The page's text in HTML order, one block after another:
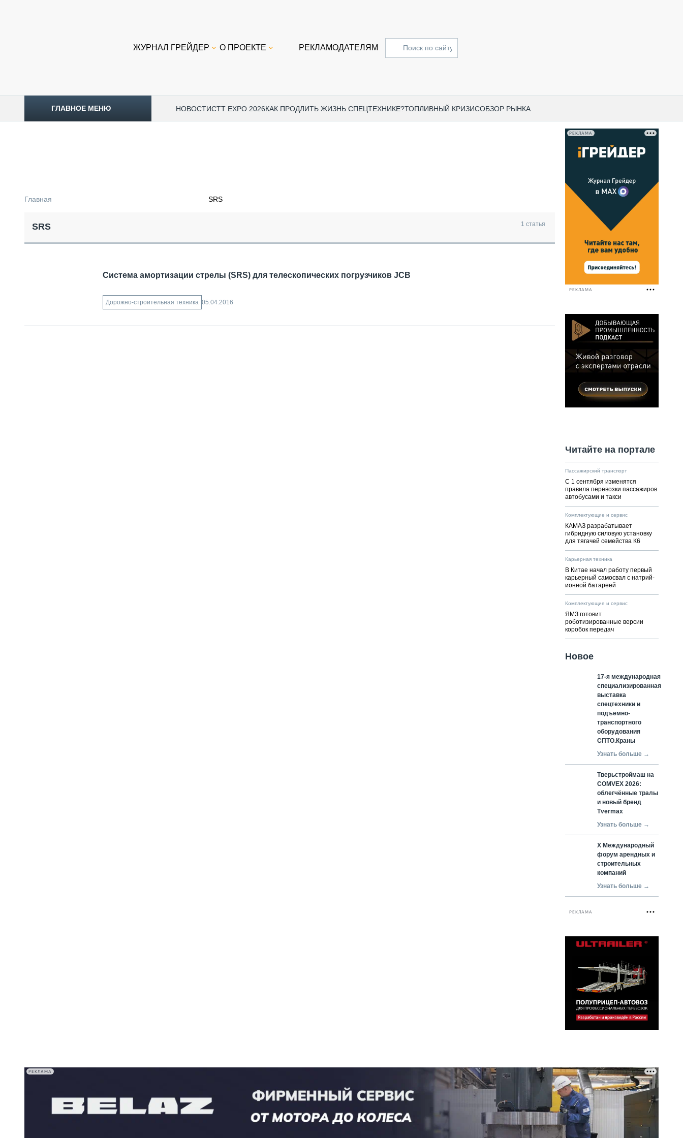
ЖУРНАЛ ГРЕЙДЕР О ПРОЕКТЕ РЕКЛАМОДАТЕЛЯМ
ГЛАВНОЕ МЕНЮ НОВОСТИCTT EXPO 2026КАК ПРОДЛИТЬ ЖИЗНЬ СПЕЦТЕХНИКЕ?ТОПЛИВНЫЙ КРИЗИСОБЗОР РЫНКА
ГРУЗОПЕРЕВОЗКИ
ТЕХНИКА КРУПНЫМ ПЛАНОМ
ДОРОЖНАЯ ИНДУСТРИЯ
БЛИЖАЙШИЕ МЕРОПРИЯТИЯ
ПАССАЖИРСКИЙ ТРАНСПОРТ
Главная SRS
SRS 1 статья
Система амортизации стрелы (SRS) для телескопических погрузчиков JCB
Дорожно-строительная техника 05.04.2016
РЕКЛАМА
РЕКЛАМА
Читайте на портале
Пассажирский транспорт
С 1 сентября изменятся
правила перевозки пассажиров
автобусами и такси
Комплектующие и сервис
КАМАЗ разрабатывает
гибридную силовую установку
для тягачей семейства К6
Карьерная техника
В Китае начал работу первый
карьерный самосвал с натрий-
ионной батареей
Комплектующие и сервис
ЯМЗ готовит
роботизированные версии
коробок передач
Новое
17-я международная
специализированная
выставка
спецтехники и
подъемно-
транспортного
оборудования
СПТО.Краны
Узнать больше →
Тверьстроймаш на
COMVEX 2026:
облегчённые тралы
и новый бренд
Tvermax
Узнать больше →
X Международный
форум арендных и
строительных
компаний
Узнать больше →
РЕКЛАМА
РЕКЛАМА